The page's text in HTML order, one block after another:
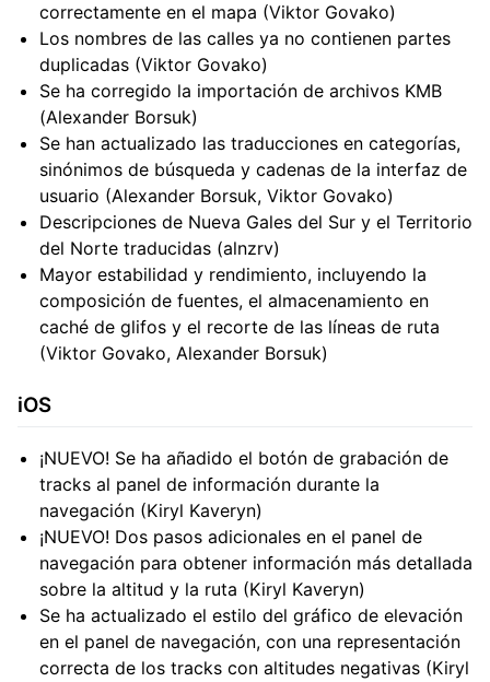
correctamente en el mapa (Viktor Govako)
Los nombres de las calles ya no contienen partes
duplicadas (Viktor Govako)
Se ha corregido la importación de archivos KMB
(Alexander Borsuk)
Se han actualizado las traducciones en categorías,
sinónimos de búsqueda y cadenas de la interfaz de
usuario (Alexander Borsuk, Viktor Govako)
Descripciones de Nueva Gales del Sur y el Territorio
del Norte traducidas (alnzrv)
Mayor estabilidad y rendimiento, incluyendo la
composición de fuentes, el almacenamiento en
caché de glifos y el recorte de las líneas de ruta
(Viktor Govako, Alexander Borsuk)
iOS
¡NUEVO! Se ha añadido el botón de grabación de
tracks al panel de información durante la
navegación (Kiryl Kaveryn)
¡NUEVO! Dos pasos adicionales en el panel de
navegación para obtener información más detallada
sobre la altitud y la ruta (Kiryl Kaveryn)
Se ha actualizado el estilo del gráfico de elevación
en el panel de navegación, con una representación
correcta de los tracks con altitudes negativas (Kiryl